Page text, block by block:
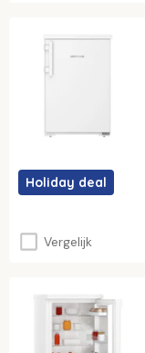
Holiday deal
Vergelijk